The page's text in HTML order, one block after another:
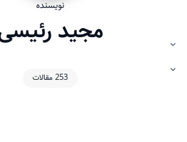
نویسنده
مجید رئیسی